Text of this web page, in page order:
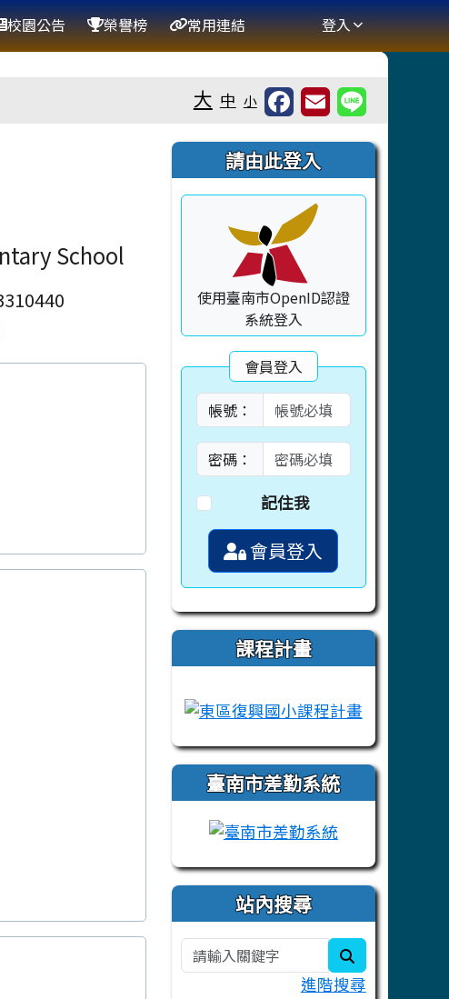
校園公告 榮譽榜 常用連結 登入
大 中 小
School
右邊區域內容
請由此登入
使用臺南市OpenID認證
系統登入
會員登入
帳號：
密碼：
記住我
會員登入
課程計畫
link to https://campus-
link to
臺南市差勤系統
站內搜尋
進階搜尋